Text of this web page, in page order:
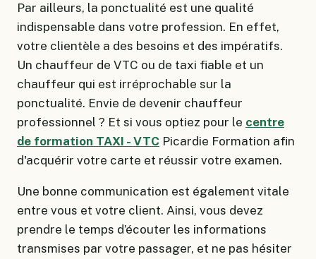
Par ailleurs, la ponctualité est une qualité
indispensable dans votre profession. En effet,
votre clientèle a des besoins et des impératifs.
Un chauffeur de VTC ou de taxi fiable et un
chauffeur qui est irréprochable sur la
ponctualité. Envie de devenir chauffeur
professionnel ? Et si vous optiez pour le centre
de formation TAXI - VTC Picardie Formation afin
d'acquérir votre carte et réussir votre examen.
Une bonne communication est également vitale
entre vous et votre client. Ainsi, vous devez
prendre le temps d’écouter les informations
transmises par votre passager, et ne pas hésiter